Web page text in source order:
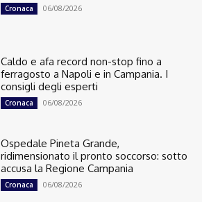
Cronaca 06/08/2026
Caldo e afa record non-stop fino a
ferragosto a Napoli e in Campania. I
consigli degli esperti
Cronaca 06/08/2026
Ospedale Pineta Grande,
ridimensionato il pronto soccorso: sotto
accusa la Regione Campania
Cronaca 06/08/2026